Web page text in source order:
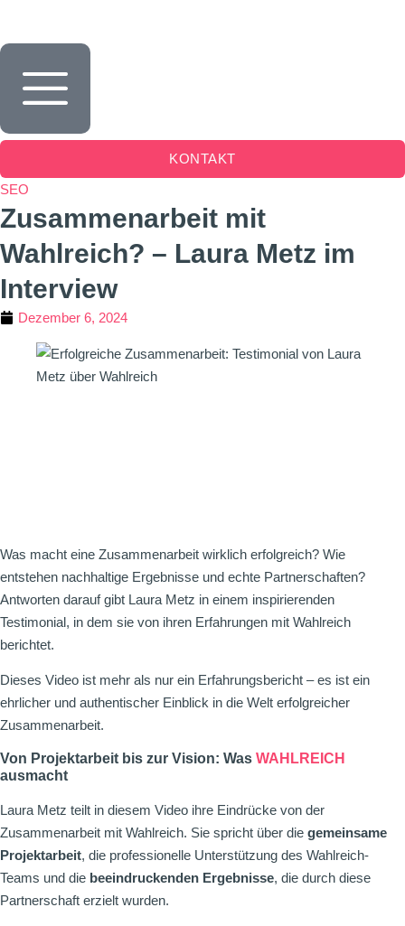
KONTAKT
SEO
Zusammenarbeit mit
Wahlreich? – Laura Metz im
Interview
Dezember 6, 2024
Was macht eine Zusammenarbeit wirklich erfolgreich? Wie
entstehen nachhaltige Ergebnisse und echte Partnerschaften?
Antworten darauf gibt Laura Metz in einem inspirierenden
Testimonial, in dem sie von ihren Erfahrungen mit Wahlreich
berichtet.
Dieses Video ist mehr als nur ein Erfahrungsbericht – es ist ein
ehrlicher und authentischer Einblick in die Welt erfolgreicher
Zusammenarbeit.
Von Projektarbeit bis zur Vision: Was WAHLREICH
ausmacht
Laura Metz teilt in diesem Video ihre Eindrücke von der
Zusammenarbeit mit Wahlreich. Sie spricht über die gemeinsame
Projektarbeit, die professionelle Unterstützung des Wahlreich-
Teams und die beeindruckenden Ergebnisse, die durch diese
Partnerschaft erzielt wurden.